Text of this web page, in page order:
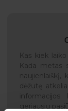
Kas kiek
Kada metas
naujienlaiškį,
dėžutę
geriausių